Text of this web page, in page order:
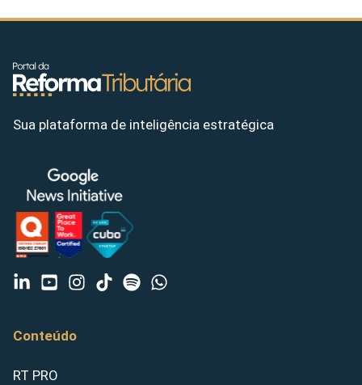
Sua plataforma de inteligência estratégica
Conteúdo
RT PRO